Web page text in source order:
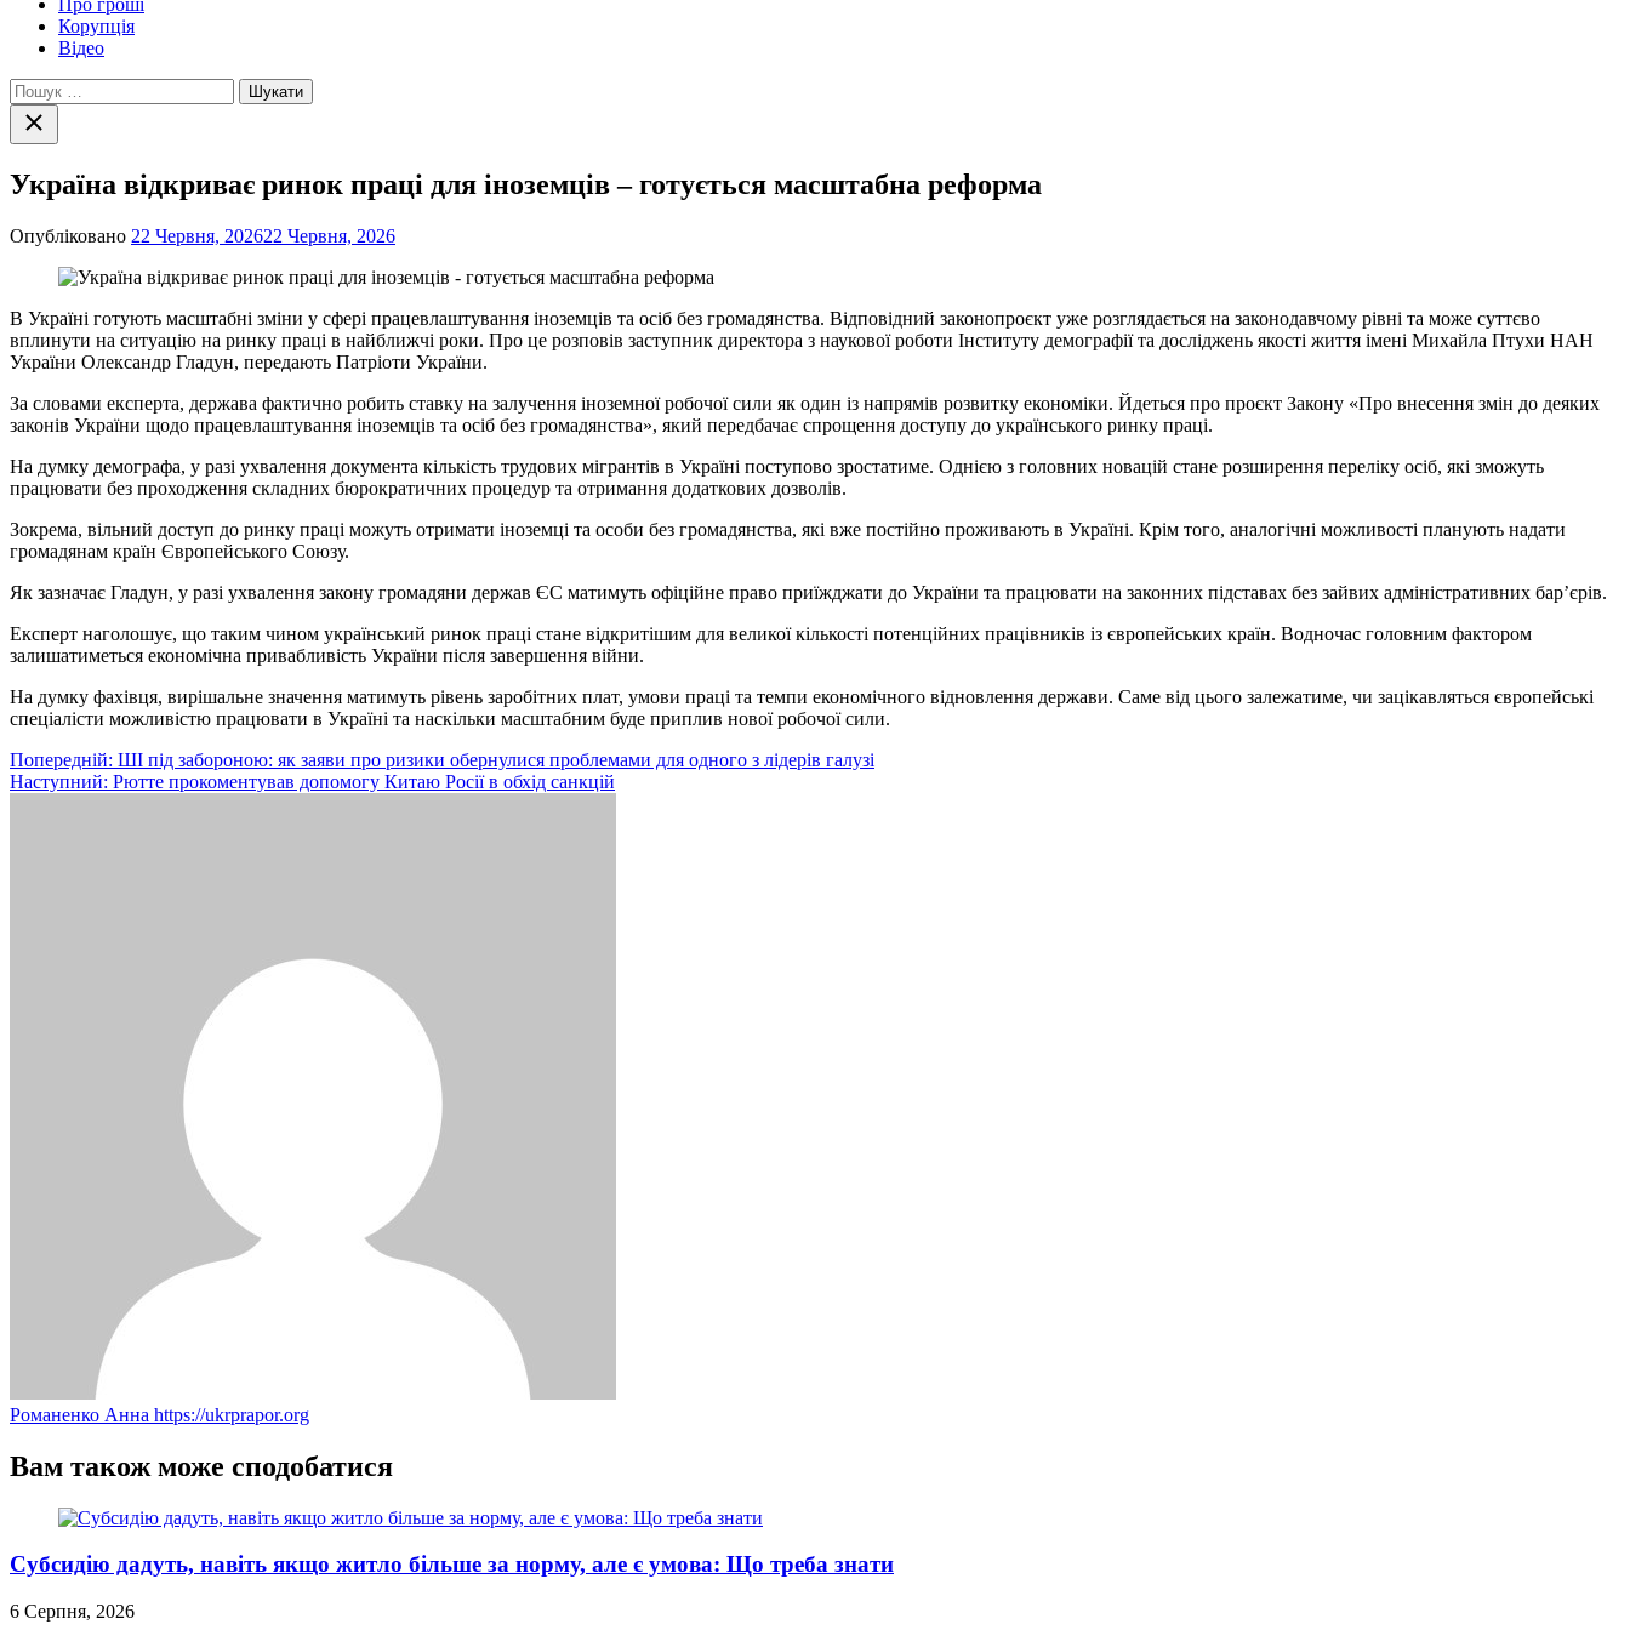
Про гроші
Корупція
Відео
Пошук:
Закрити
пошук
Україна відкриває ринок праці для іноземців – готується масштабна реформа
Опубліковано 22 Червня, 202622 Червня, 2026
В Україні готують масштабні зміни у сфері працевлаштування іноземців та осіб без громадянства. Відповідний законопроєкт уже розглядається на законодавчому рівні та може суттєво
вплинути на ситуацію на ринку праці в найближчі роки. Про це розповів заступник директора з наукової роботи Інституту демографії та досліджень якості життя імені Михайла Птухи НАН
України Олександр Гладун, передають Патріоти України.
За словами експерта, держава фактично робить ставку на залучення іноземної робочої сили як один із напрямів розвитку економіки. Йдеться про проєкт Закону «Про внесення змін до деяких
законів України щодо працевлаштування іноземців та осіб без громадянства», який передбачає спрощення доступу до українського ринку праці.
На думку демографа, у разі ухвалення документа кількість трудових мігрантів в Україні поступово зростатиме. Однією з головних новацій стане розширення переліку осіб, які зможуть
працювати без проходження складних бюрократичних процедур та отримання додаткових дозволів.
Зокрема, вільний доступ до ринку праці можуть отримати іноземці та особи без громадянства, які вже постійно проживають в Україні. Крім того, аналогічні можливості планують надати
громадянам країн Європейського Союзу.
Як зазначає Гладун, у разі ухвалення закону громадяни держав ЄС матимуть офіційне право приїжджати до України та працювати на законних підставах без зайвих адміністративних бар’єрів.
Експерт наголошує, що таким чином український ринок праці стане відкритішим для великої кількості потенційних працівників із європейських країн. Водночас головним фактором
залишатиметься економічна привабливість України після завершення війни.
На думку фахівця, вирішальне значення матимуть рівень заробітних плат, умови праці та темпи економічного відновлення держави. Саме від цього залежатиме, чи зацікавляться європейські
спеціалісти можливістю працювати в Україні та наскільки масштабним буде приплив нової робочої сили.
Навігація
записів
Попередній: ШІ під забороною: як заяви про ризики обернулися проблемами для одного з лідерів галузі
Наступний: Рютте прокоментував допомогу Китаю Росії в обхід санкцій
Романенко Анна https://ukrprapor.org
Вам також може сподобатися
Субсидію дадуть, навіть якщо житло більше за норму, але є умова: Що треба знати
6 Серпня, 2026